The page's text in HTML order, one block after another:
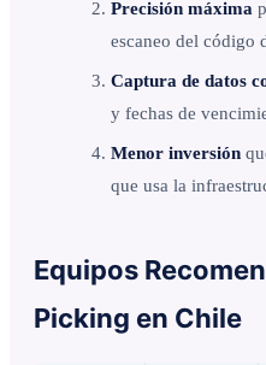
Precisión máxima
escaneo del código
Captura de datos
y fechas de
Menor inversión
que usa la
Equipos
Picking en Chile